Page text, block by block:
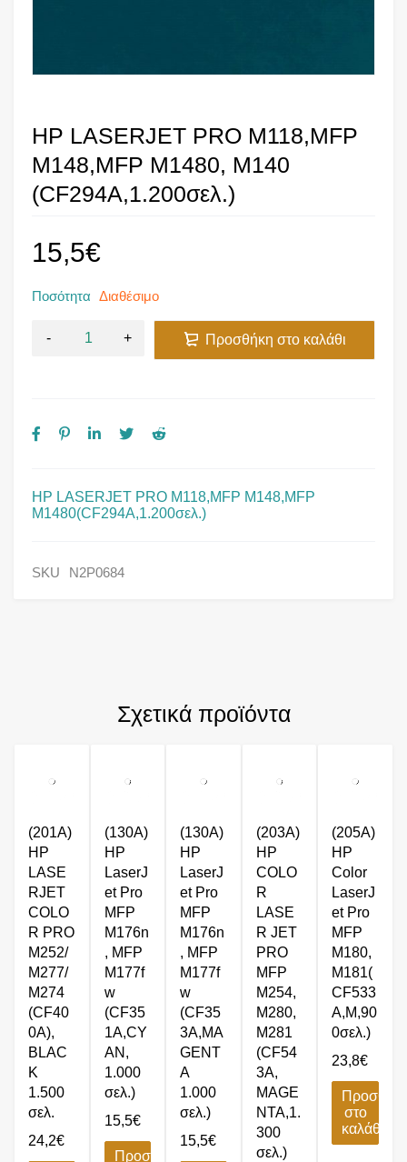
HP LASERJET PRO M118,MFP
M148,MFP M1480, M140
(CF294A,1.200σελ.)
HP LASERJET PRO M118,MFP M148,MFP
M1480(CF294A,1.200σελ.)
15,5€
Ποσότητα Διαθέσιμο
Προσθήκη στο καλάθι
SKU N2P0684
Σχετικά προϊόντα
(201A)
HP
LASE
RJET
COLO
R PRO
M252/
M277/
M274
(CF40
0A),
BLΑC
K
1.500
σελ.
24,2€
(130A)
HP
LaserJ
et Pro
MFP
M176n
, MFP
M177f
w
(CF35
1A,CY
AN,
1.000
σελ.)
15,5€
Προσθήκη
(130A)
HP
LaserJ
et Pro
MFP
M176n
, MFP
M177f
w
(CF35
3A,MA
GENT
A
1.000
σελ.)
15,5€
(203A)
HP
COLO
R
LASE
R JET
PRO
MFP
M254,
M280,
M281
(CF54
3A,
MAGE
NTA,1.
300
σελ.)
(205A)
HP
Color
LaserJ
et Pro
MFP
M180,
M181(
CF533
A,M,90
0σελ.)
23,8€
στο
καλάθι